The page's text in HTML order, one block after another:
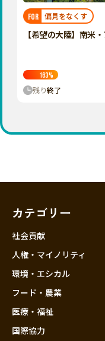
福岡 佐賀
宮崎
鹿児島
FOR 偏見をなくす
【希望の大陸】南米
163%
残り終了
カテゴリー
社会貢献
人権・マイノリティ
環境・エシカル
フード・農業
医療・福祉
国際協力